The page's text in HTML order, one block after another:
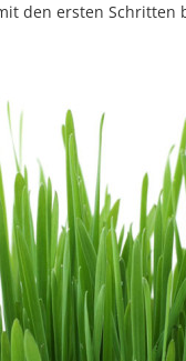
den ersten Schritten